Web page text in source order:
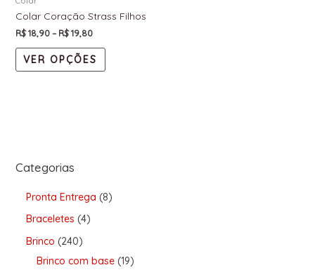
Categorias
Pronta Entrega 8
Braceletes 4
Brinco 240
Brinco com base 19
Colar Coração Strass Filhos
R$18,90–R$19,80
VER OPÇÕES